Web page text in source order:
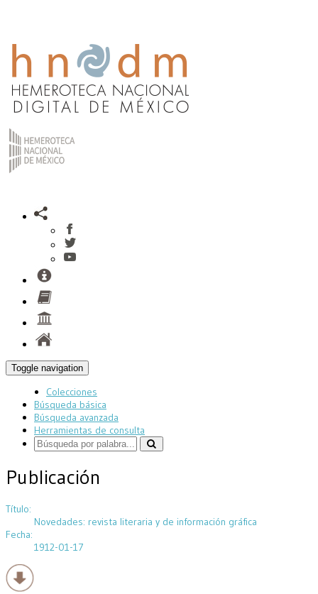
Toggle navigation
Colecciones
Búsqueda básica
Búsqueda avanzada
Herramientas de consulta
Publicación
Título:
Novedades: revista literaria y de información gráfica
Fecha:
1912-01-17